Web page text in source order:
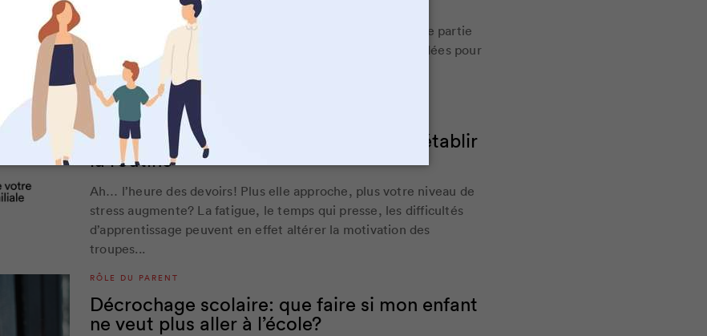
La période des devoirs et des leçons n’est pas toujours une partie
de plaisir. Et si c’était possible de changer ça? Quelques idées pour
réviser autrement.
RÔLE DU PARENT
Devoirs et leçons: des trucs pour bien établir
la routine
Ah… l’heure des devoirs! Plus elle approche, plus votre niveau de
stress augmente? La fatigue, le temps qui presse, les difficultés
d’apprentissage peuvent en effet altérer la motivation des
troupes...
RÔLE DU PARENT
Décrochage scolaire: que faire si mon enfant
ne veut plus aller à l’école?